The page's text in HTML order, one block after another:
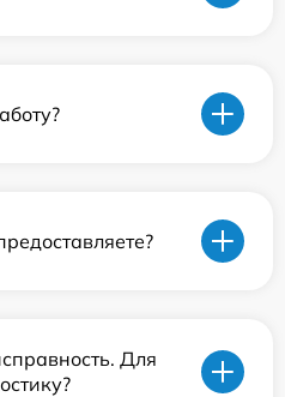
Для